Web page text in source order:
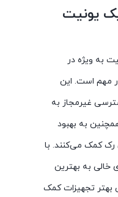
یک یونیت
به ویژه در
مهم است. این
غیرمجاز به
به بهبود
رک کمک می‌کنند. با
خالی به بهترین
بهتر تجهیزات کمک